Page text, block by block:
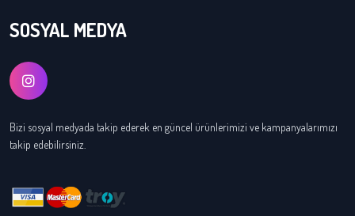
SOSYAL MEDYA
Bizi sosyal medyada takip ederek en güncel ürünlerimizi ve kampanyalarımızı
takip edebilirsiniz.